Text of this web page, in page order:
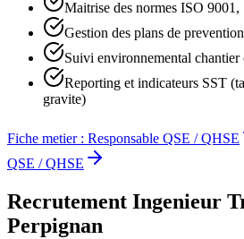
Maitrise des normes ISO 9001,
Gestion des plans de
Suivi environnemental chantier
Reporting et indicateurs SST
gravite)
Fiche metier : Responsable QSE / QHSE
QSE / QHSE
Recrutement Ingenieur
Perpignan